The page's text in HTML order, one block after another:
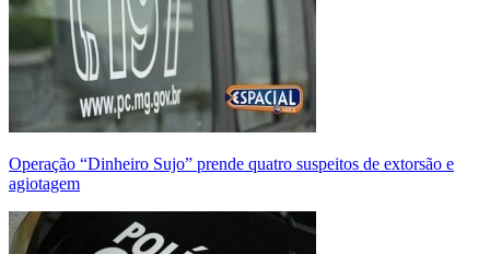
Operação “Dinheiro Sujo” prende quatro suspeitos de extorsão e
agiotagem